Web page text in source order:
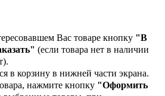
Вас товаре кнопку "В
(если товара нет в наличии
в корзину в нижней части экрана.
нажмите кнопку "Оформить